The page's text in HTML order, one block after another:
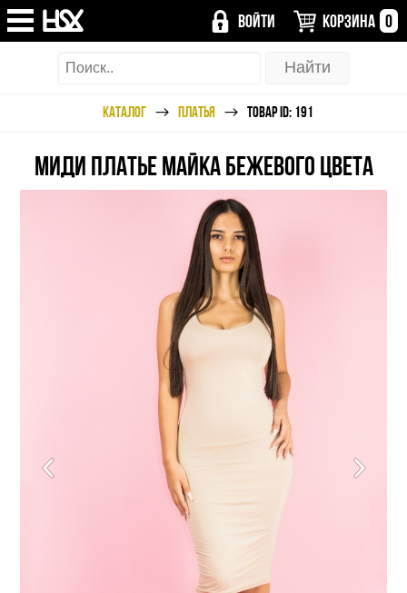
ВОЙТИ КОРЗИНА 0
КАТАЛОГ ПЛАТЬЯ ТОВАР ID: 191
МИДИ ПЛАТЬЕ МАЙКА БЕЖЕВОГО ЦВЕТА